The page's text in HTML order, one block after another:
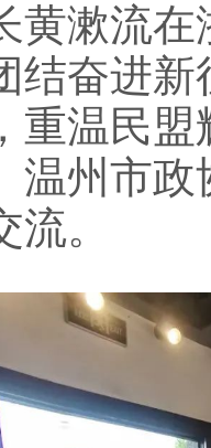
黄漱流
结奋进
重温民
温州市
。